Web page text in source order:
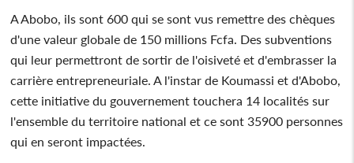
A Abobo, ils sont 600 qui se sont vus remettre des chèques
d'une valeur globale de 150 millions Fcfa. Des subventions
qui leur permettront de sortir de l'oisiveté et d'embrasser la
carrière entrepreneuriale. A l'instar de Koumassi et d'Abobo,
cette initiative du gouvernement touchera 14 localités sur
l'ensemble du territoire national et ce sont 35900 personnes
qui en seront impactées.